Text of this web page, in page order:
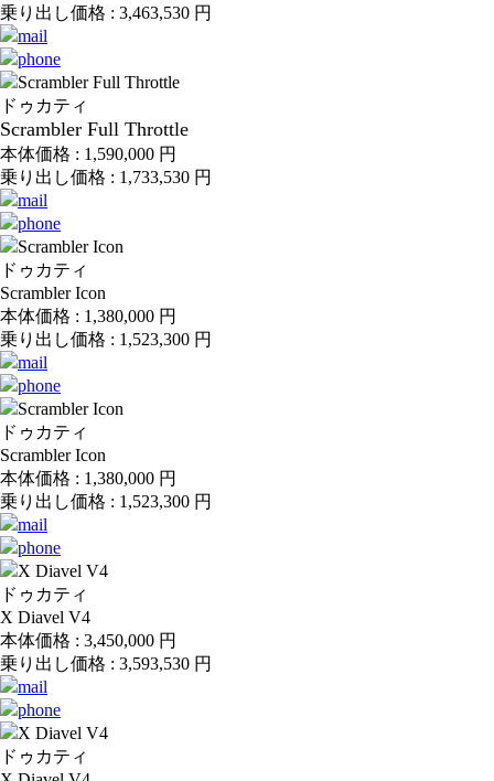
乗り出し価格 : 3,463,530 円
ドゥカティ
Scrambler Full Throttle
本体価格 : 1,590,000 円
乗り出し価格 : 1,733,530 円
ドゥカティ
Scrambler Icon
本体価格 : 1,380,000 円
乗り出し価格 : 1,523,300 円
ドゥカティ
Scrambler Icon
本体価格 : 1,380,000 円
乗り出し価格 : 1,523,300 円
ドゥカティ
X Diavel V4
本体価格 : 3,450,000 円
乗り出し価格 : 3,593,530 円
ドゥカティ